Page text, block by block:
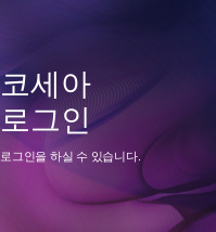
코세아
로그인
로그인을 하실 수 있습니다.